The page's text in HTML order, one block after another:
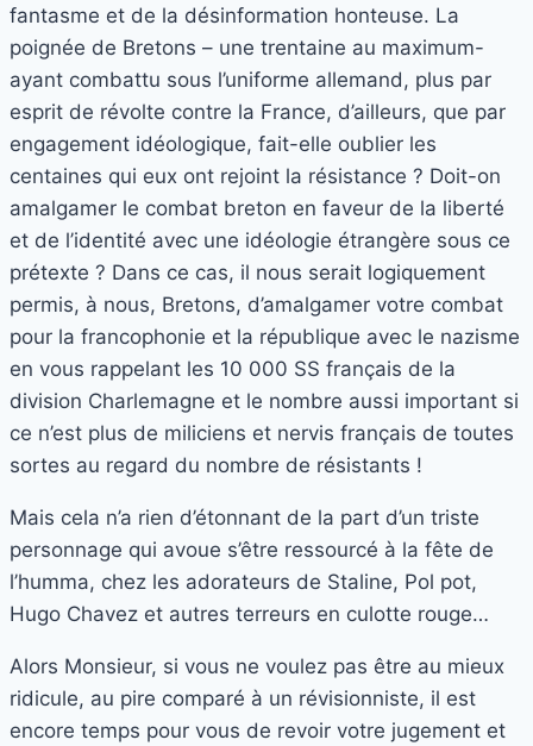
fantasme et de la désinformation honteuse. La
poignée de Bretons – une trentaine au maximum-
ayant combattu sous l’uniforme allemand, plus par
esprit de révolte contre la France, d’ailleurs, que par
engagement idéologique, fait-elle oublier les
centaines qui eux ont rejoint la résistance ? Doit-on
amalgamer le combat breton en faveur de la liberté
et de l’identité avec une idéologie étrangère sous ce
prétexte ? Dans ce cas, il nous serait logiquement
permis, à nous, Bretons, d’amalgamer votre combat
pour la francophonie et la république avec le nazisme
en vous rappelant les 10 000 SS français de la
division Charlemagne et le nombre aussi important si
ce n’est plus de miliciens et nervis français de toutes
sortes au regard du nombre de résistants !
Mais cela n’a rien d’étonnant de la part d’un triste
personnage qui avoue s’être ressourcé à la fête de
l’humma, chez les adorateurs de Staline, Pol pot,
Hugo Chavez et autres terreurs en culotte rouge…
Alors Monsieur, si vous ne voulez pas être au mieux
ridicule, au pire comparé à un révisionniste, il est
encore temps pour vous de revoir votre jugement et